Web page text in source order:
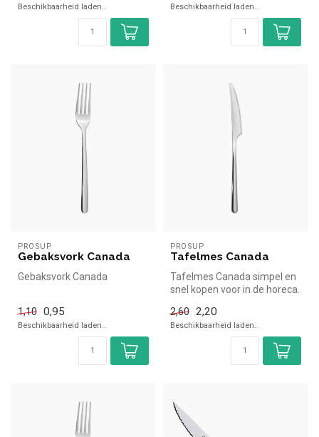
Beschikbaarheid laden.. Beschikbaarheid laden..
PROSUP
Gebaksvork Canada
Gebaksvork Canada
1,10 0,95
Beschikbaarheid laden..
PROSUP
Tafelmes Canada
Tafelmes Canada simpel en
snel kopen voor in de horeca.
2,60 2,20
Beschikbaarheid laden..